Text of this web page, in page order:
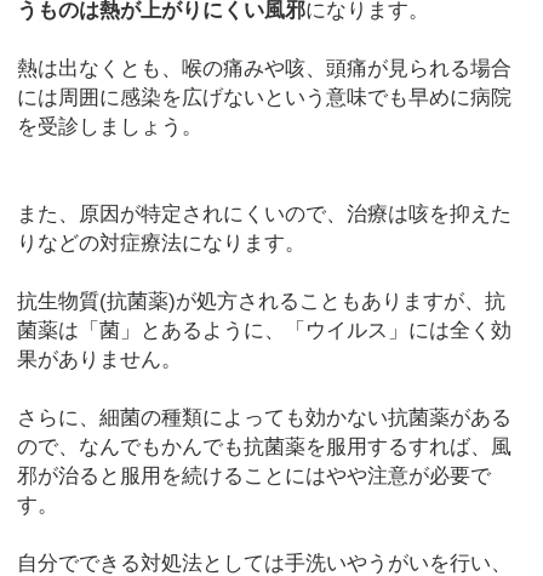
うものは熱が上がりにくい風邪になります。
熱は出なくとも、喉の痛みや咳、頭痛が見られる場合
には周囲に感染を広げないという意味でも早めに病院
を受診しましょう。
また、原因が特定されにくいので、治療は咳を抑えた
りなどの対症療法になります。
抗生物質(抗菌薬)が処方されることもありますが、抗
菌薬は「菌」とあるように、「ウイルス」には全く効
果がありません。
さらに、細菌の種類によっても効かない抗菌薬がある
ので、なんでもかんでも抗菌薬を服用するすれば、風
邪が治ると服用を続けることにはやや注意が必要で
す。
自分でできる対処法としては手洗いやうがいを行い、